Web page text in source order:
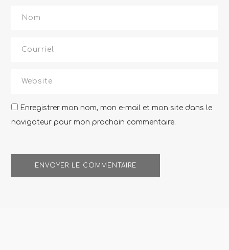
Enregistrer mon nom, mon e-mail et mon site dans le
navigateur pour mon prochain commentaire.